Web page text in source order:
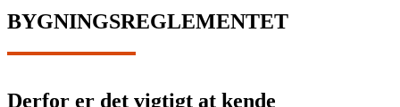
BYGNINGSREGLEMENTET
Derfor er det vigtigt at kende